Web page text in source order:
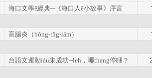
海口文學ê經典─《海口人ê小故事》序言
盲腸炎（bông-tn̂g-iām）
台語文運動iáu未成功--leh ，哪thang停睏？